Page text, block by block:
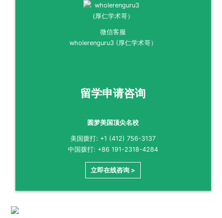
微信客服
wholerenguru3 (厚仁学术哥）
留学申请咨询
圆梦美国顶尖名校
美国拨打: +1 (412) 756-3137
中国拨打: +86 191-2318-4284
立即在线咨询 >